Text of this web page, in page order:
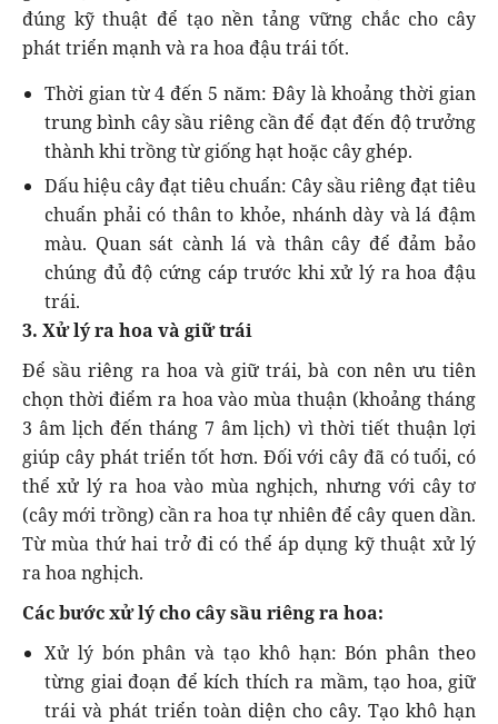
đúng kỹ thuật để tạo nền tảng vững chắc cho cây
phát triển mạnh và ra hoa đậu trái tốt.
Thời gian từ 4 đến 5 năm: Đây là khoảng thời gian
trung bình cây sầu riêng cần để đạt đến độ trưởng
thành khi trồng từ giống hạt hoặc cây ghép.
Dấu hiệu cây đạt tiêu chuẩn: Cây sầu riêng đạt tiêu
chuẩn phải có thân to khỏe, nhánh dày và lá đậm
màu. Quan sát cành lá và thân cây để đảm bảo
chúng đủ độ cứng cáp trước khi xử lý ra hoa đậu
trái.
3. Xử lý ra hoa và giữ trái
Để sầu riêng ra hoa và giữ trái, bà con nên ưu tiên
chọn thời điểm ra hoa vào mùa thuận (khoảng tháng
3 âm lịch đến tháng 7 âm lịch) vì thời tiết thuận lợi
giúp cây phát triển tốt hơn. Đối với cây đã có tuổi, có
thể xử lý ra hoa vào mùa nghịch, nhưng với cây tơ
(cây mới trồng) cần ra hoa tự nhiên để cây quen dần.
Từ mùa thứ hai trở đi có thể áp dụng kỹ thuật xử lý
ra hoa nghịch.
Các bước xử lý cho cây sầu riêng ra hoa:
Xử lý bón phân và tạo khô hạn: Bón phân theo
từng giai đoạn để kích thích ra mầm, tạo hoa, giữ
trái và phát triển toàn diện cho cây. Tạo khô hạn